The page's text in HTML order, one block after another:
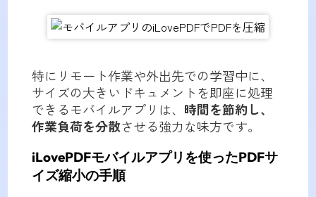
特にリモート作業や外出先での学習中に、
サイズの大きいドキュメントを即座に処理
できるモバイルアプリは、 時間を節約し、
作業負荷を分散させる強力な味方です。
iLovePDFモバイルアプリを使ったPDFサ
イズ縮小の手順